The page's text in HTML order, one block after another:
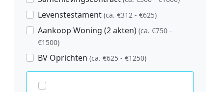
Levenstestament (ca. €312 - €625)
Aankoop Woning (2 akten) (ca. €750 -
€1500)
BV Oprichten (ca. €625 - €1250)